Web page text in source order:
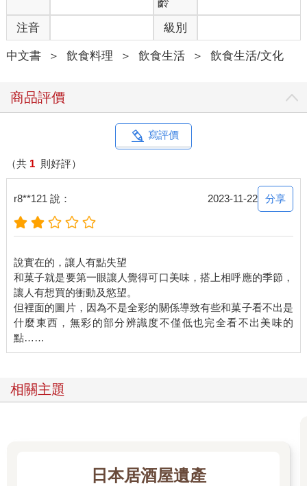
注音 級別
中文書 ＞ 飲食料理 ＞ 飲食生活 ＞ 飲食生活/文化
商品評價
寫評價
（共 1 則好評）
r8**121 說： 2023-11-22 分享
說實在的，讓人有點失望
和菓子就是要第一眼讓人覺得可口美味，搭上相呼應的季節，
讓人有想買的衝動及慾望。
但裡面的圖片，因為不是全彩的關係導致有些和菓子看不出是
什麼東西，無彩的部分辨識度不僅低也完全看不出美味的
相關主題
日本居酒屋遺產